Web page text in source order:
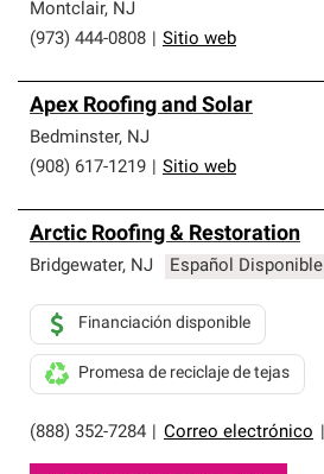
Montclair, NJ
(973) 444-0808
Sitio web
Apex Roofing and Solar
Bedminster, NJ
(908) 617-1219
Sitio web
Arctic Roofing & Restoration
Bridgewater, NJ Español Disponible
(888) 352-7284 Correo electrónico
Financiación disponible
Promesa de reciclaje de tejas